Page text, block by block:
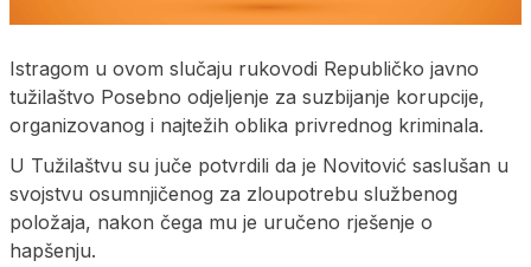
Istragom u ovom slučaju rukovodi Republičko javno
tužilaštvo Posebno odjeljenje za suzbijanje korupcije,
organizovanog i najtežih oblika privrednog kriminala.
U Tužilaštvu su juče potvrdili da je Novitović saslušan u
svojstvu osumnjičenog za zloupotrebu službenog
položaja, nakon čega mu je uručeno rješenje o
hapšenju.